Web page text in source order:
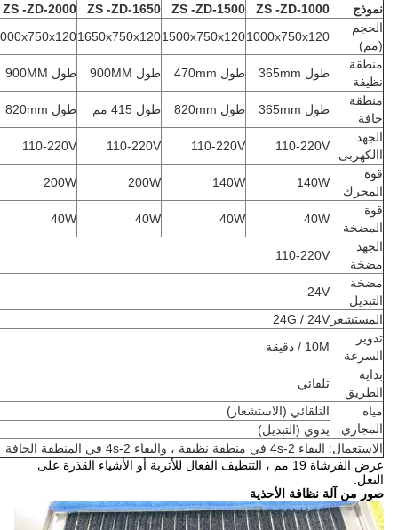
نموذج
ZS -ZD-1000
ZS -ZD-1500
ZS -ZD-1650
ZS -ZD-2000
الحجم
(مم)
1000x750x120
1500x750x120
1650x750x120
منطقة
نظيفة
طول 365mm طول 470mm طول 900MM
طول 900MM
منطقة
جافة
طول 365mm طول 820mm طول 415 مم
طول 820mm
الجهد
االكهربى
110-220V
110-220V
110-220V
110-220V
قوة
المحرك
140W
140W
200W
200W
قوة
المضخة
40W
40W
40W
40W
الجهد
مضخة
110-220V
مضخة
التبديل
24V
المستشعر 24G / 24V
تدوير
السرعة
10M / دقيقة
بداية
الطريق
تلقائي
مياه
المجاري
التلقائي (الاستشعار)
يدوي (التبديل)
الاستعمال: البقاء 2-4s في منطقة نظيفة ، والبقاء 2-4s في المنطقة الجافة
عرض الفرشاة 19 مم ، التنظيف الفعال للأتربة أو الأشياء القذرة على
النعل.
صور من آلة نظافة الأحذية